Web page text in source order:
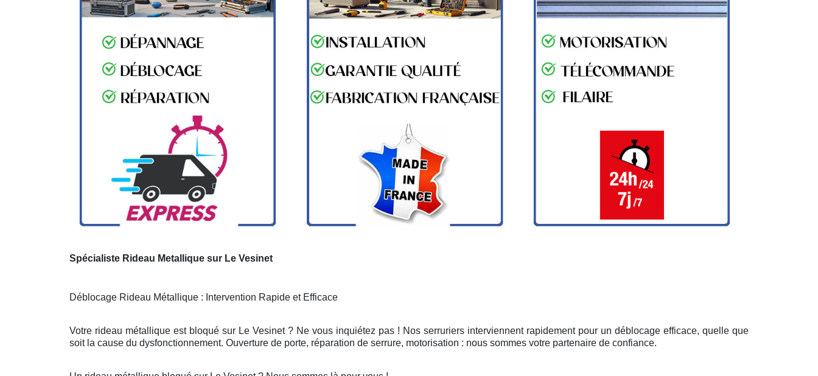
Spécialiste Rideau Metallique sur Le Vesinet
Déblocage Rideau Métallique : Intervention Rapide et Efficace
Votre rideau métallique est bloqué sur Le Vesinet ? Ne vous inquiétez pas ! Nos serruriers interviennent rapidement pour un déblocage efficace, quelle que
soit la cause du dysfonctionnement. Ouverture de porte, réparation de serrure, motorisation : nous sommes votre partenaire de confiance.